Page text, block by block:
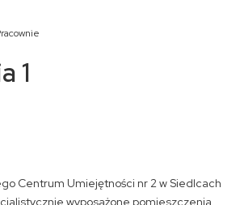
1
Centrum Umiejętności nr 2 w Siedlcach
wyposażone pomieszczenia